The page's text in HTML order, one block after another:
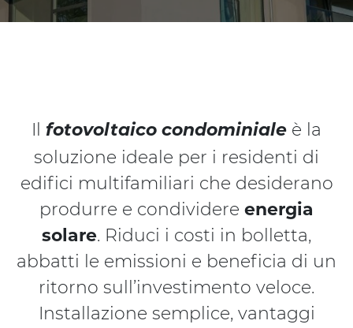
Il fotovoltaico condominiale è la
soluzione ideale per i residenti di
edifici multifamiliari che desiderano
produrre e condividere energia
solare. Riduci i costi in bolletta,
abbatti le emissioni e beneficia di un
ritorno sull’investimento veloce.
Installazione semplice, vantaggi